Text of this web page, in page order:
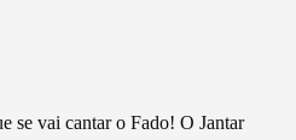
se vai cantar o Fado! O Jantar